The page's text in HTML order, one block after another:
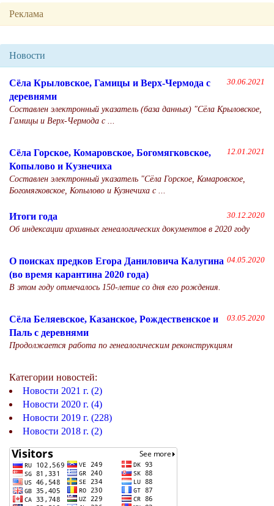
Реклама
Новости
30.06.2021
Сёла Крыловское, Гамицы и Верх-Чермода с
деревнями
Составлен электронный указатель (база данных) "Сёла Крыловское,
Гамицы и Верх-Чермода с ...
12.01.2021
Сёла Горское, Комаровское, Богомягковское,
Копылово и Кузнечиха
Составлен электронный указатель "Сёла Горское, Комаровское,
Богомягковское, Копылово и Кузнечиха с ...
30.12.2020
Итоги года
Об индексации архивных генеалогических документов в 2020 году
04.05.2020
О поисках предков Егора Даниловича Калугина
(во время карантина 2020 года)
В этом году отмечалось 150-летие со дня его рождения.
03.05.2020
Сёла Беляевское, Казанское, Рождественское и
Паль с деревнями
Продолжается работа по генеалогическим реконструкциям
Категории новостей:
Новости 2021 г. (2)
Новости 2020 г. (4)
Новости 2019 г. (228)
Новости 2018 г. (2)